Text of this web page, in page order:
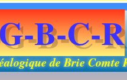
B-C-R
de Brie Comte